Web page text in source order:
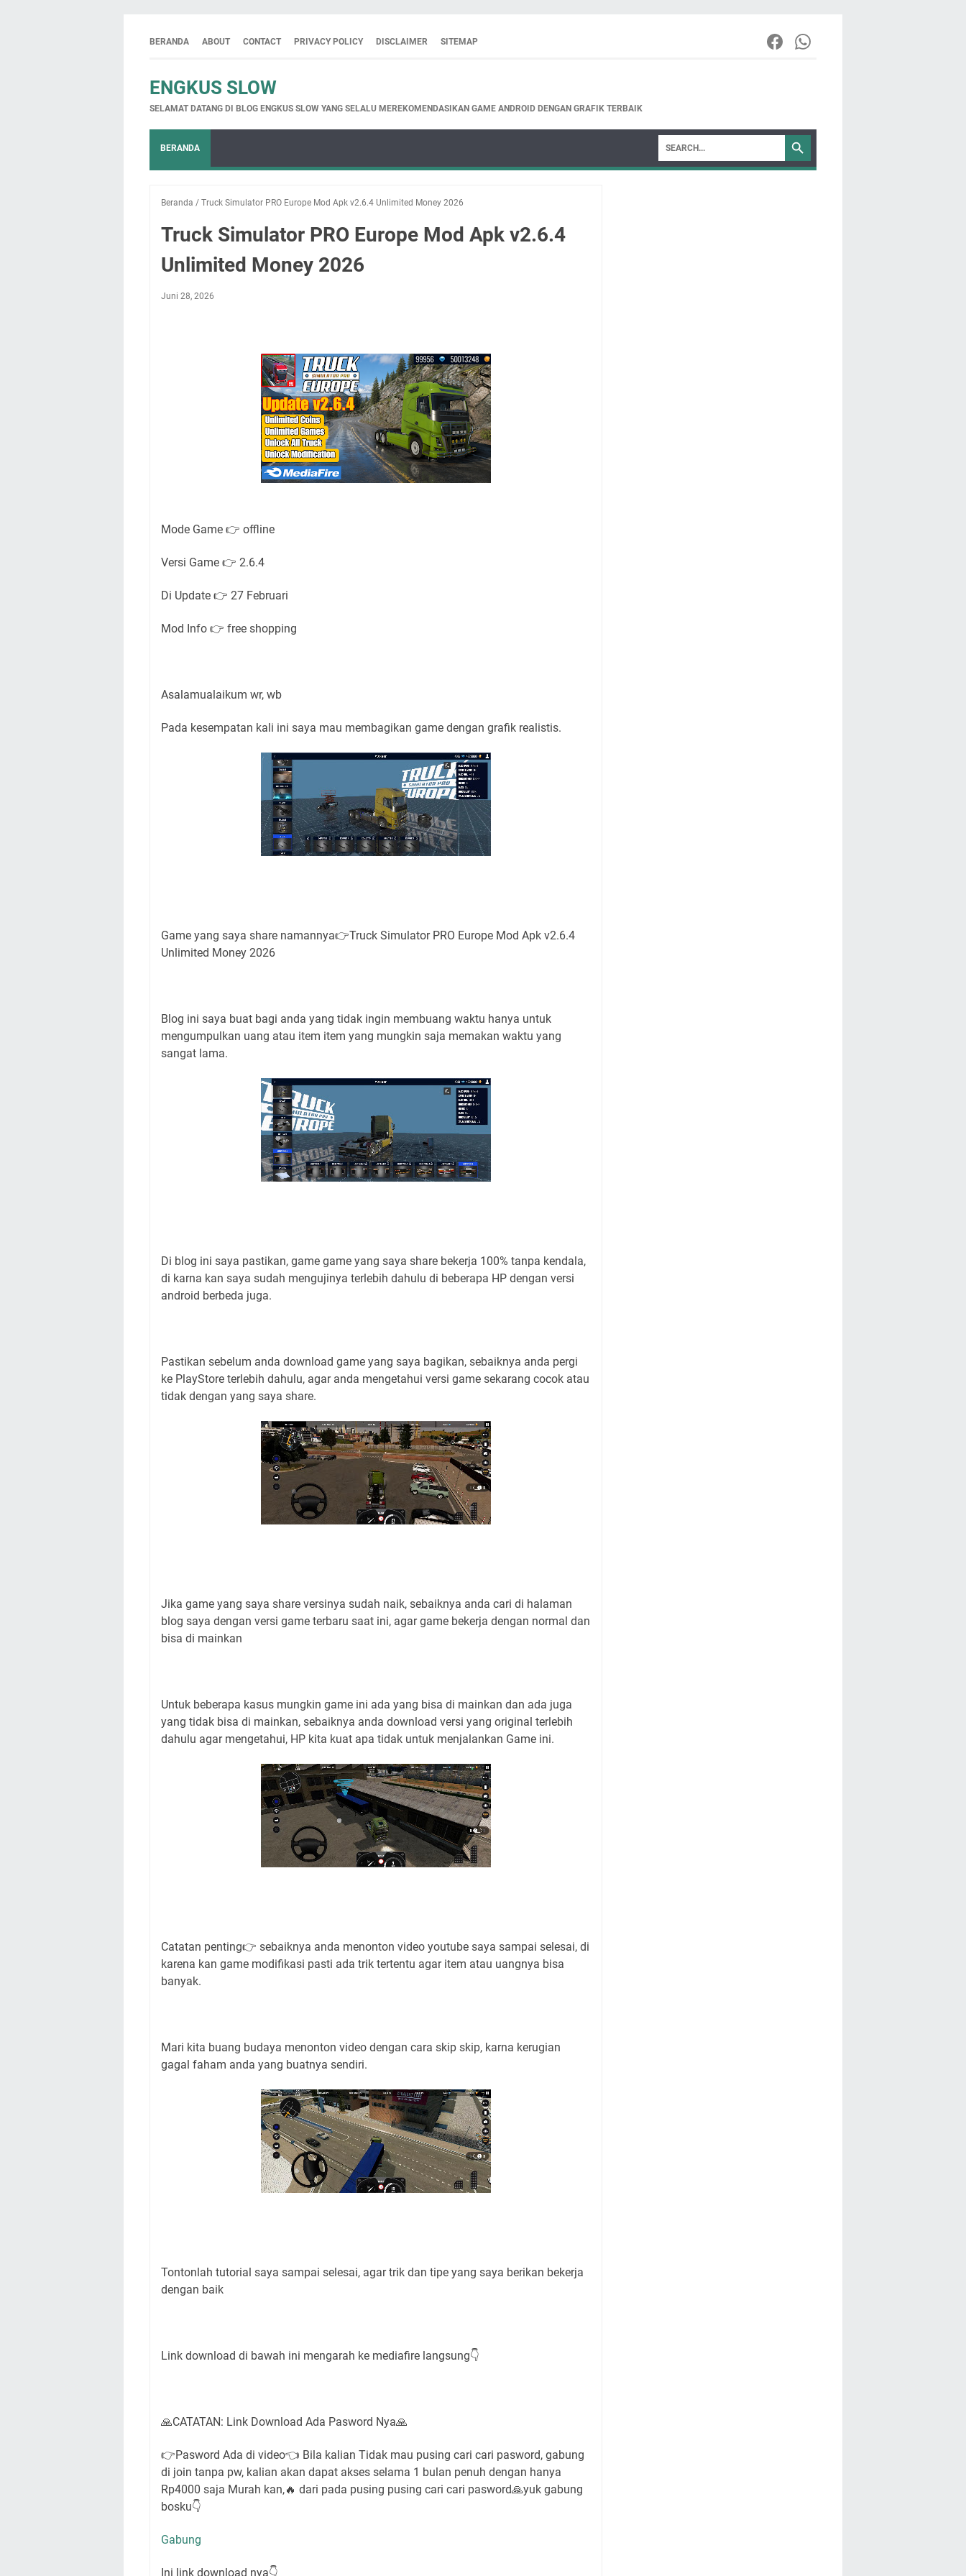
BERANDA ABOUT CONTACT PRIVACY POLICY DISCLAIMER SITEMAP
ENGKUS SLOW
SELAMAT DATANG DI BLOG ENGKUS SLOW YANG SELALU MEREKOMENDASIKAN GAME ANDROID DENGAN GRAFIK TERBAIK
BERANDA
Beranda / Truck Simulator PRO Europe Mod Apk v2.6.4 Unlimited Money 2026
Truck Simulator PRO Europe Mod Apk v2.6.4
Unlimited Money 2026
Juni 28, 2026
Mode Game 👉 offline
Versi Game 👉 2.6.4
Di Update 👉 27 Februari
Mod Info 👉 free shopping
Asalamualaikum wr, wb
Pada kesempatan kali ini saya mau membagikan game dengan grafik realistis.
Game yang saya share namannya👉Truck Simulator PRO Europe Mod Apk v2.6.4
Unlimited Money 2026
Blog ini saya buat bagi anda yang tidak ingin membuang waktu hanya untuk
mengumpulkan uang atau item item yang mungkin saja memakan waktu yang
sangat lama.
Di blog ini saya pastikan, game game yang saya share bekerja 100% tanpa kendala,
di karna kan saya sudah mengujinya terlebih dahulu di beberapa HP dengan versi
android berbeda juga.
Pastikan sebelum anda download game yang saya bagikan, sebaiknya anda pergi
ke PlayStore terlebih dahulu, agar anda mengetahui versi game sekarang cocok atau
tidak dengan yang saya share.
Jika game yang saya share versinya sudah naik, sebaiknya anda cari di halaman
blog saya dengan versi game terbaru saat ini, agar game bekerja dengan normal dan
bisa di mainkan
Untuk beberapa kasus mungkin game ini ada yang bisa di mainkan dan ada juga
yang tidak bisa di mainkan, sebaiknya anda download versi yang original terlebih
dahulu agar mengetahui, HP kita kuat apa tidak untuk menjalankan Game ini.
Catatan penting👉 sebaiknya anda menonton video youtube saya sampai selesai, di
karena kan game modifikasi pasti ada trik tertentu agar item atau uangnya bisa
banyak.
Mari kita buang budaya menonton video dengan cara skip skip, karna kerugian
gagal faham anda yang buatnya sendiri.
Tontonlah tutorial saya sampai selesai, agar trik dan tipe yang saya berikan bekerja
dengan baik
Link download di bawah ini mengarah ke mediafire langsung👇
🙏CATATAN: Link Download Ada Pasword Nya🙏
👉Pasword Ada di video👈 Bila kalian Tidak mau pusing cari cari pasword, gabung
di join tanpa pw, kalian akan dapat akses selama 1 bulan penuh dengan hanya
Rp4000 saja Murah kan,🔥 dari pada pusing pusing cari cari pasword🙏yuk gabung
bosku👇
Gabung
Ini link download nya👇